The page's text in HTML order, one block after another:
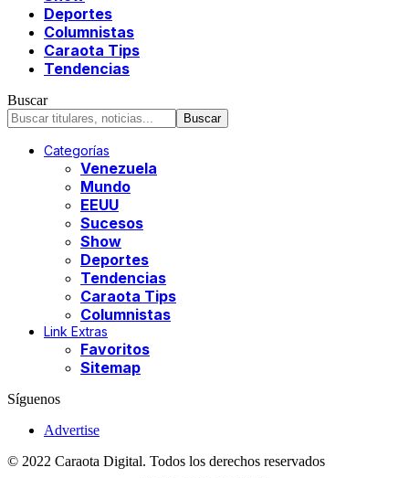
Deportes
Columnistas
Caraota Tips
Tendencias
Buscar
Categorías
Venezuela
Mundo
EEUU
Sucesos
Show
Deportes
Tendencias
Caraota Tips
Columnistas
Link Extras
Favoritos
Sitemap
Síguenos
Advertise
© 2022 Caraota Digital. Todos los derechos reservados